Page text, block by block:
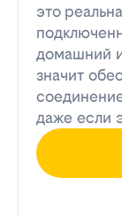
это
домашний
значит
даже если